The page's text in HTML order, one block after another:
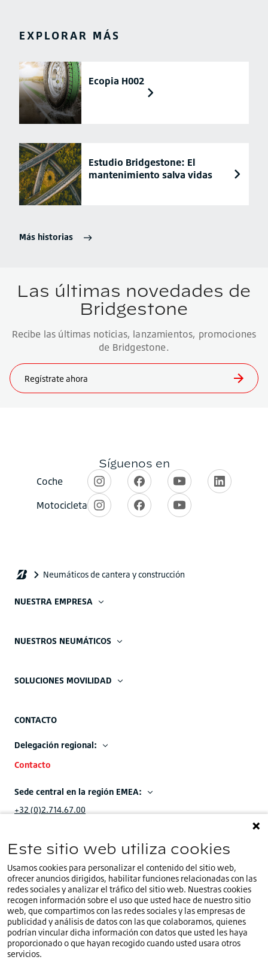
EXPLORAR MÁS
Ecopia H002
Estudio Bridgestone: El
mantenimiento salva vidas
Más historias
NUESTRA EMPRESA
NUESTROS NEUMÁTICOS
SOLUCIONES MOVILIDAD
CONTACTO
Delegación regional:
Contacto
Sede central en la región EMEA:
+32 (0)2.714.67.00
Estás en nuestro sitio web en español.Seleccionar un
país o un idioma diferente
ES
Política de cookies
Política de privacidad
Política de Speak Up
Este sitio web utiliza cookies
Usamos cookies para personalizar el contenido del sitio web,
ofrecer anuncios dirigidos, habilitar funciones relacionadas con las
redes sociales y analizar el tráfico del sitio web. Nuestras cookies
recogen información sobre el uso que usted hace de nuestro sitio
web, que compartimos con las redes sociales y las empresas de
publicidad y análisis de datos con las que colaboramos, quienes
podrían vincular dicha información con datos que usted les haya
proporcionado o que hayan recogido cuando usted usara otros
servicios.